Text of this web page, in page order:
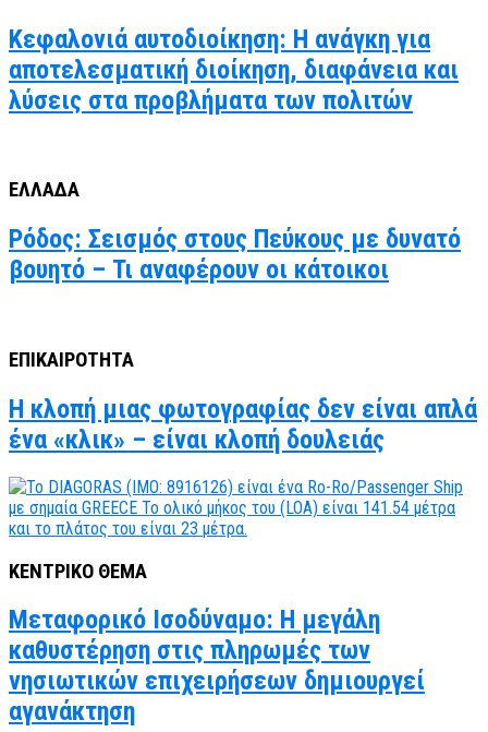
Κεφαλονιά αυτοδιοίκηση: Η ανάγκη για
αποτελεσματική διοίκηση, διαφάνεια και
λύσεις στα προβλήματα των πολιτών
ΕΛΛΑΔΑ
Ρόδος: Σεισμός στους Πεύκους με δυνατό
βουητό – Τι αναφέρουν οι κάτοικοι
ΕΠΙΚΑΙΡΟΤΗΤΑ
Η κλοπή μιας φωτογραφίας δεν είναι απλά
ένα «κλικ» – είναι κλοπή δουλειάς
ΚΕΝΤΡΙΚΟ ΘΕΜΑ
Μεταφορικό Ισοδύναμο: Η μεγάλη
καθυστέρηση στις πληρωμές των
νησιωτικών επιχειρήσεων δημιουργεί
αγανάκτηση